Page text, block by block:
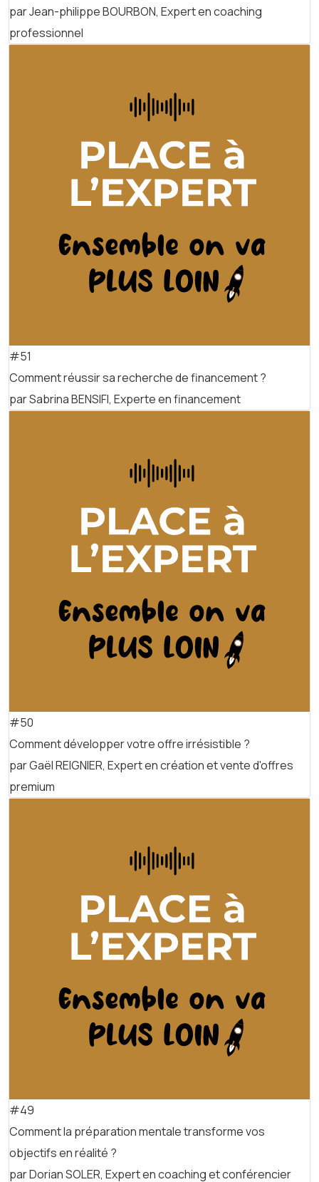
par Jean-philippe BOURBON, Expert en coaching
professionnel
#51
Comment réussir sa recherche de financement ?
par Sabrina BENSIFI, Experte en financement
#50
Comment développer votre offre irrésistible ?
par Gaël REIGNIER, Expert en création et vente d'offres
premium
#49
Comment la préparation mentale transforme vos
objectifs en réalité ?
par Dorian SOLER, Expert en coaching et conférencier